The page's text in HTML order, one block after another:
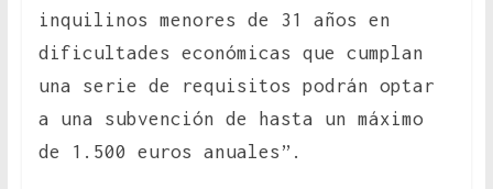
inquilinos menores de 31 años en
dificultades económicas que cumplan
una serie de requisitos podrán optar
a una subvención de hasta un máximo
de 1.500 euros anuales”.